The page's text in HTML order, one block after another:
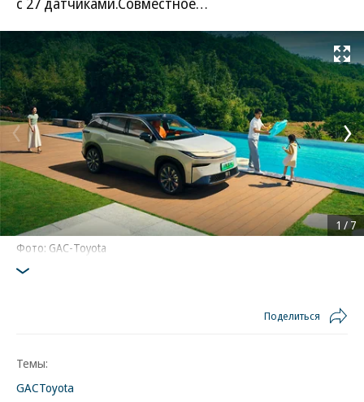
Развернуть
Фото: GAC-Toyota
1 /7
Поделиться
Темы:
GACToyota